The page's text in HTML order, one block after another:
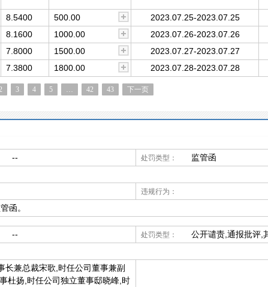
8.5400 500.00 2023.07.25-2023.07.25
8.1600 1000.00 2023.07.26-2023.07.26
7.8000 1500.00 2023.07.27-2023.07.27
7.3800 1800.00 2023.07.28-2023.07.28
2 3 4 5 42 43 下一页
-- 处罚类型： 监管函
违规行为：
函。
-- 处罚类型： 公开谴责,通报批评,
长兼总裁宋歌,时任公司董事兼副
杜扬,时任公司独立董事邸晓峰,时